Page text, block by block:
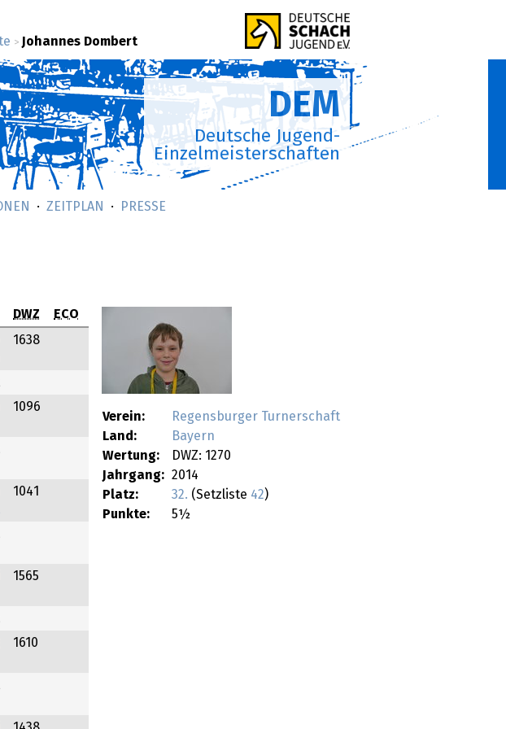
> Johannes Dombert
DEM
Deutsche Jugend-
Einzelmeisterschaften
ZEITPLAN PRESSE
Verein:
Regensburger Turnerschaft
Land:
Bayern
Wertung:
DWZ: 1270
Jahrgang: 2014
Platz:
32. (Setzliste 42)
Punkte:
5½
DWZ
ECO
1638
1096
1041
1565
1610